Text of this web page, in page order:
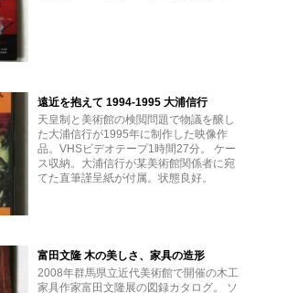
遠近を抱えて 1994-1995 大浦信行
天皇制と美術館の検閲問題で物議を醸し
た大浦信行が1995年に制作した映像作
品。VHSビデオテープ1時間27分。 ケー
ス収納。大浦信行が某美術館関係者に宛
てた直筆謹呈紙が付属。状態良好。
富田文隆 木の美しさ、家具の造形
2008年群馬県立近代美術館で開催の木工
家具作家富田文隆展の図録カタログ。 ソ